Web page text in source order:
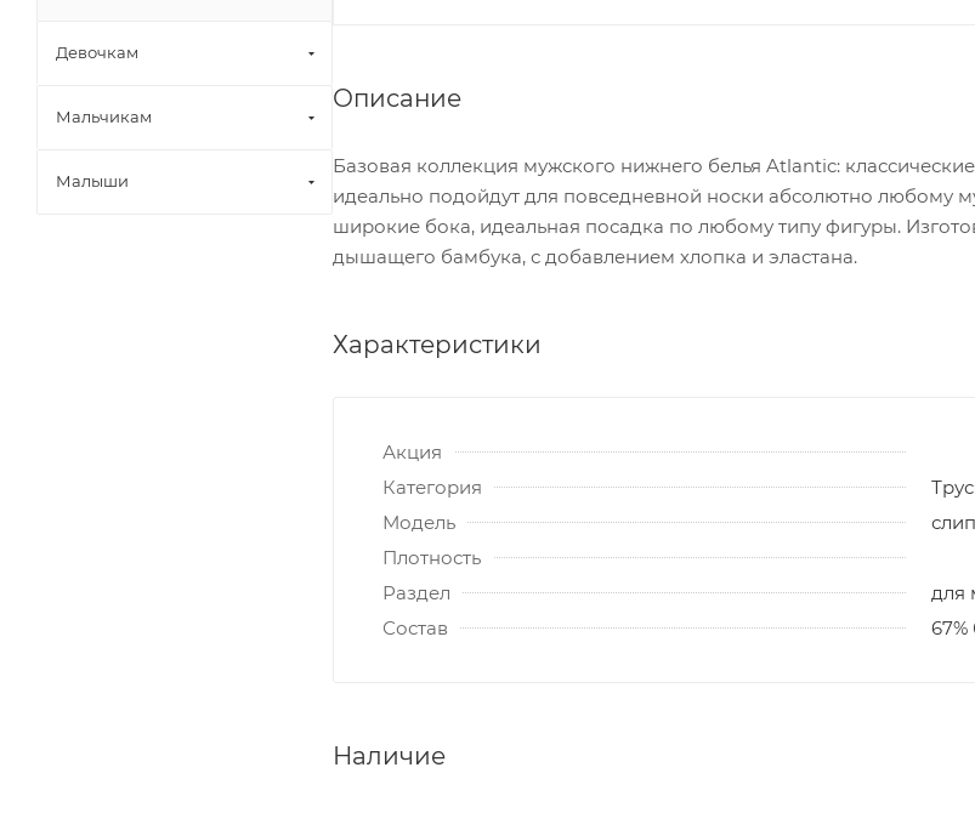
Описание
Базовая коллекция мужского нижнего белья Atlantic:
идеально подойдут для повседневной носки абсолютно любому
широкие бока, идеальная посадка по любому типу фигуры.
дышащего бамбука, с добавлением хлопка и эластана.
Характеристики
Акция
Категория
Модель
Плотность
Раздел
для
Состав
67%
Наличие
Девочкам
Мальчикам
Малыши